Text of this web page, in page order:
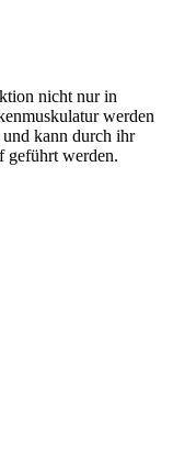
nicht nur in
werden
kann durch ihr
geführt werden.